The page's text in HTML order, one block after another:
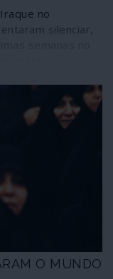
no
silenciar,
acordo que pôs
aceitar
metade
exigiu ao
ministro
incluindo
a seguir se
O MUNDO